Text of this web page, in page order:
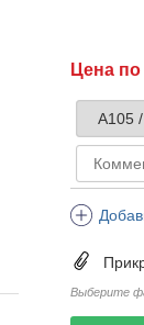
Цена
Выберите